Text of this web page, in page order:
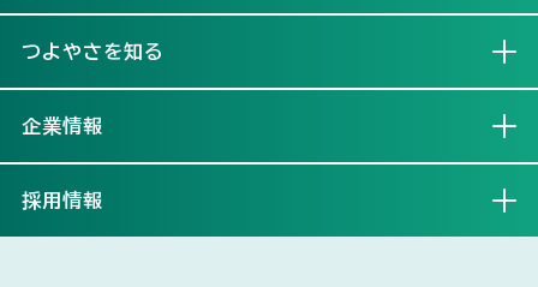
つよやさを知る
企業情報
採用情報